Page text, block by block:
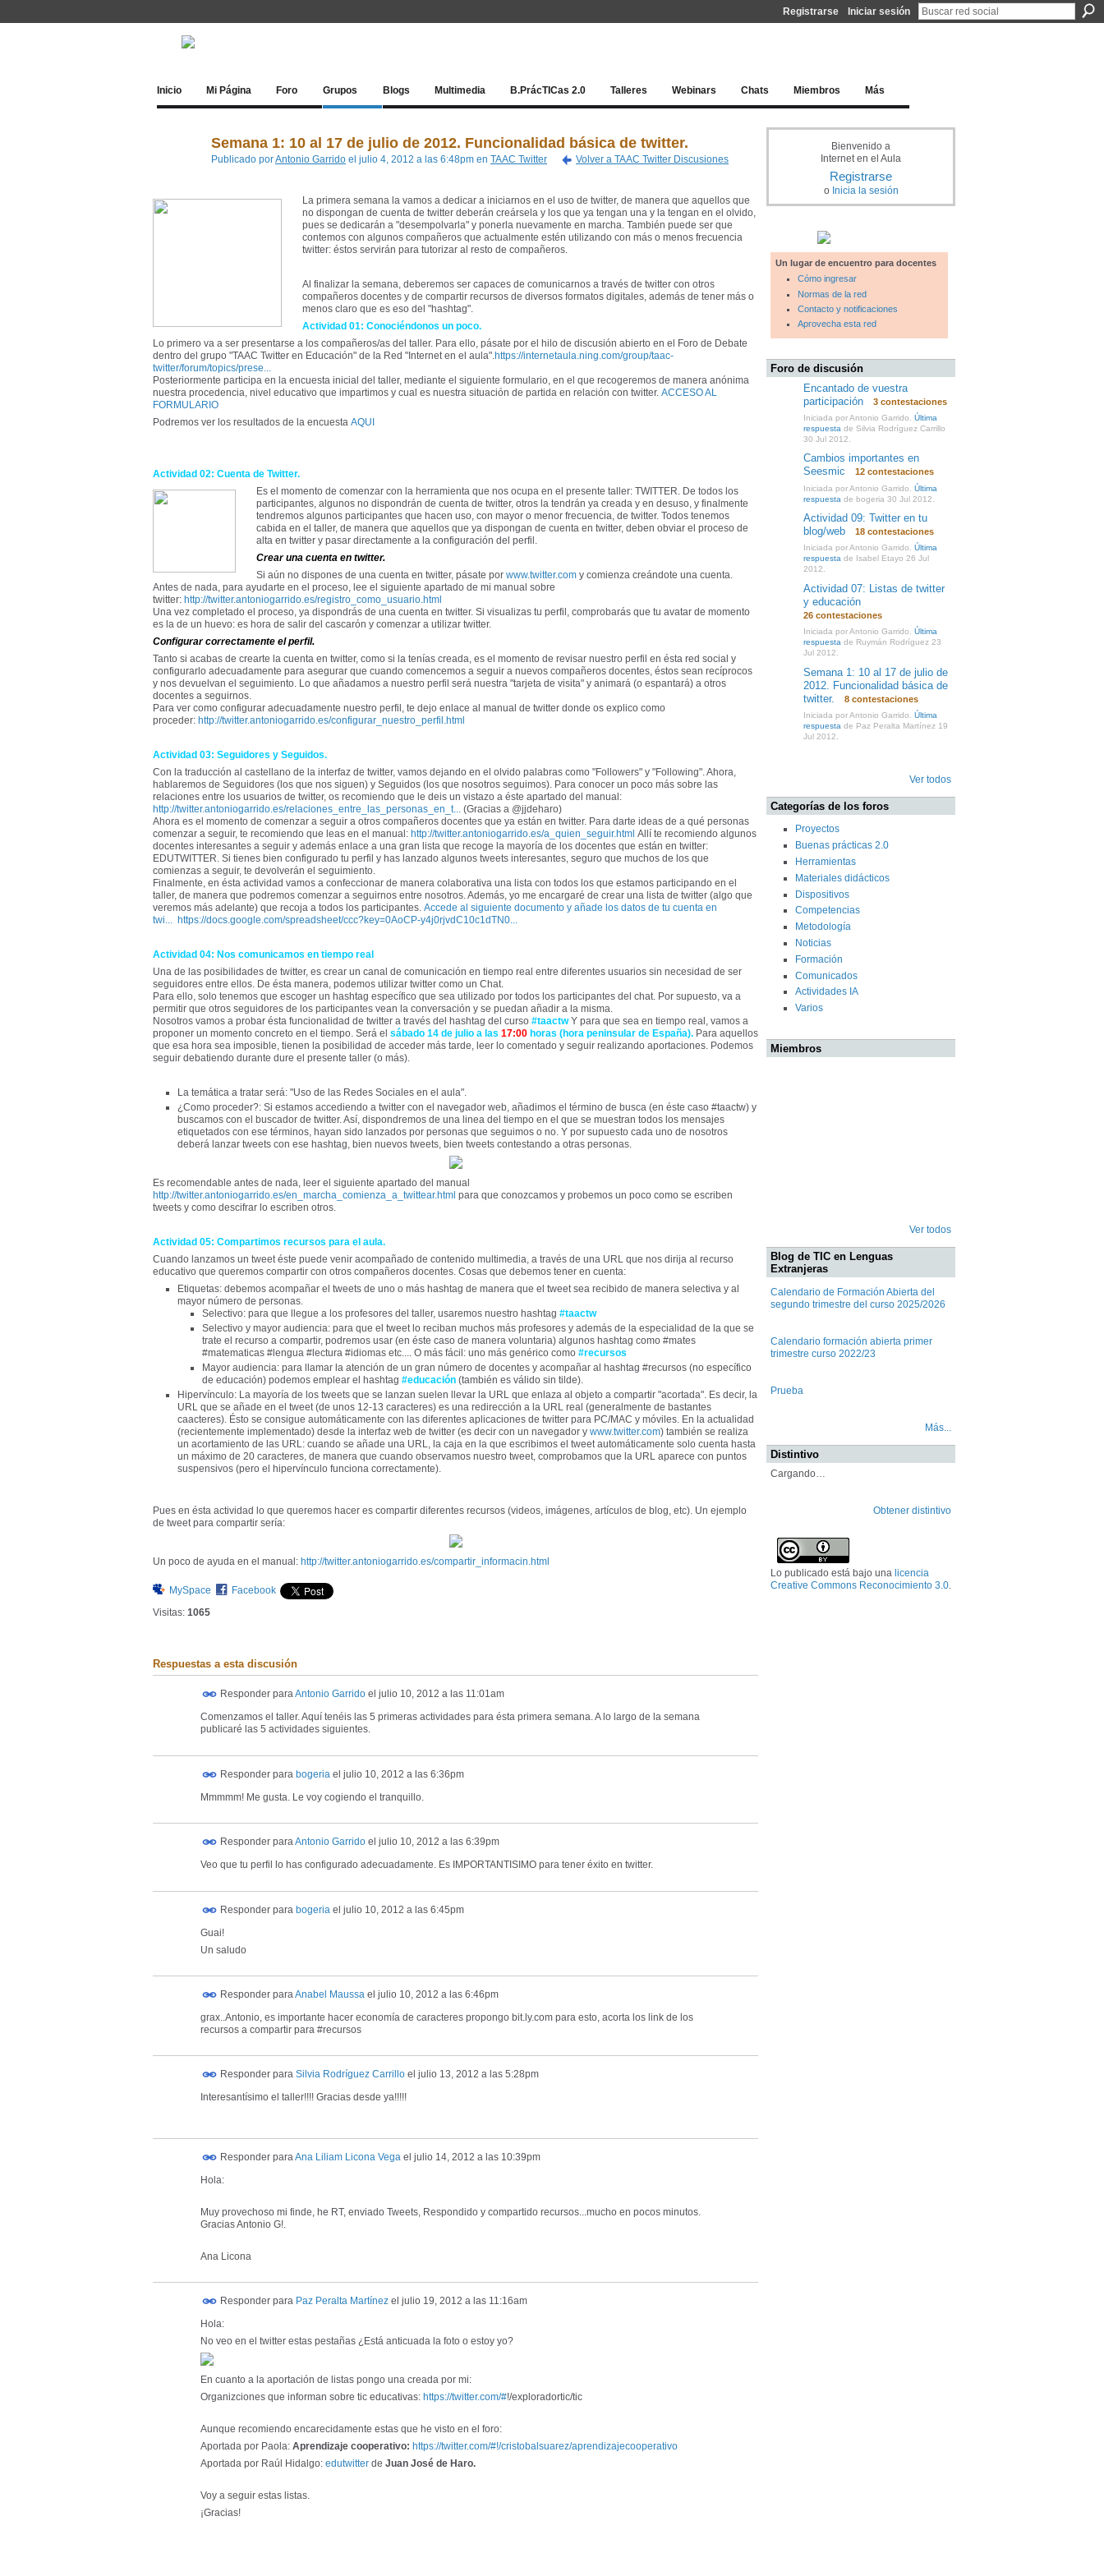
Registrarse Iniciar sesión
Inicio Mi Página Foro Grupos Blogs Multimedia B.PrácTICas 2.0 Talleres Webinars Chats Miembros Más
Semana 1: 10 al 17 de julio de 2012. Funcionalidad básica de twitter.
Publicado porAntonio Garrido el julio 4, 2012 a las 6:48pm en TAAC Twitter Volver a TAAC Twitter Discusiones
La primera semana la vamos a dedicar a iniciarnos en el uso de twitter, de manera que aquellos que
no dispongan de cuenta de twitter deberán creársela y los que ya tengan una y la tengan en el olvido,
pues se dedicarán a "desempolvarla" y ponerla nuevamente en marcha. También puede ser que
contemos con algunos compañeros que actualmente estén utilizando con más o menos frecuencia
twitter: éstos servirán para tutorizar al resto de compañeros.
Al finalizar la semana, deberemos ser capaces de comunicarnos a través de twitter con otros
compañeros docentes y de compartir recursos de diversos formatos digitales, además de tener más o
menos claro que es eso del "hashtag".
Actividad 01: Conociéndonos un poco.
Lo primero va a ser presentarse a los compañeros/as del taller. Para ello, pásate por el hilo de discusión abierto en el Foro de Debate
dentro del grupo "TAAC Twitter en Educación" de la Red "Internet en el aula".https://internetaula.ning.com/group/taac-
twitter/forum/topics/prese...
Posteriormente participa en la encuesta inicial del taller, mediante el siguiente formulario, en el que recogeremos de manera anónima
nuestra procedencia, nivel educativo que impartimos y cual es nuestra situación de partida en relación con twitter. ACCESO AL
FORMULARIO
Podremos ver los resultados de la encuesta AQUI
Actividad 02: Cuenta de Twitter.
Es el momento de comenzar con la herramienta que nos ocupa en el presente taller: TWITTER. De todos los
participantes, algunos no dispondrán de cuenta de twitter, otros la tendrán ya creada y en desuso, y finalmente
tendremos algunos participantes que hacen uso, con mayor o menor frecuencia, de twitter. Todos tenemos
cabida en el taller, de manera que aquellos que ya dispongan de cuenta en twitter, deben obviar el proceso de
alta en twitter y pasar directamente a la configuración del perfil.
Crear una cuenta en twitter.
Si aún no dispones de una cuenta en twitter, pásate por www.twitter.com y comienza creándote una cuenta.
Antes de nada, para ayudarte en el proceso, lee el siguiente apartado de mi manual sobre
twitter: http://twitter.antoniogarrido.es/registro_como_usuario.html
Una vez completado el proceso, ya dispondrás de una cuenta en twitter. Si visualizas tu perfil, comprobarás que tu avatar de momento
es la de un huevo: es hora de salir del cascarón y comenzar a utilizar twitter.
Configurar correctamente el perfil.
Tanto si acabas de crearte la cuenta en twitter, como si la tenías creada, es el momento de revisar nuestro perfil en ésta red social y
configurarlo adecuadamente para asegurar que cuando comencemos a seguir a nuevos compañeros docentes, éstos sean recíprocos
y nos devuelvan el seguimiento. Lo que añadamos a nuestro perfil será nuestra "tarjeta de visita" y animará (o espantará) a otros
docentes a seguirnos.
Para ver como configurar adecuadamente nuestro perfil, te dejo enlace al manual de twitter donde os explico como
proceder: http://twitter.antoniogarrido.es/configurar_nuestro_perfil.html
Actividad 03: Seguidores y Seguidos.
Con la traducción al castellano de la interfaz de twitter, vamos dejando en el olvido palabras como "Followers" y "Following". Ahora,
hablaremos de Seguidores (los que nos siguen) y Seguidos (los que nosotros seguimos). Para conocer un poco más sobre las
relaciones entre los usuarios de twitter, os recomiendo que le deis un vistazo a éste apartado del manual:
http://twitter.antoniogarrido.es/relaciones_entre_las_personas_en_t... (Gracias a @jjdeharo)
Ahora es el momento de comenzar a seguir a otros compañeros docentes que ya están en twitter. Para darte ideas de a qué personas
comenzar a seguir, te recomiendo que leas en el manual: http://twitter.antoniogarrido.es/a_quien_seguir.html Allí te recomiendo algunos
docentes interesantes a seguir y además enlace a una gran lista que recoge la mayoría de los docentes que están en twitter:
EDUTWITTER. Si tienes bien configurado tu perfil y has lanzado algunos tweets interesantes, seguro que muchos de los que
comienzas a seguir, te devolverán el seguimiento.
Finalmente, en ésta actividad vamos a confeccionar de manera colaborativa una lista con todos los que estamos participando en el
taller, de manera que podremos comenzar a seguirnos entre nosotros. Además, yo me encargaré de crear una lista de twitter (algo que
veremos más adelante) que recoja a todos los participantes. Accede al siguiente documento y añade los datos de tu cuenta en
twi... https://docs.google.com/spreadsheet/ccc?key=0AoCP-y4j0rjvdC10c1dTN0...
Actividad 04: Nos comunicamos en tiempo real
Una de las posibilidades de twitter, es crear un canal de comunicación en tiempo real entre diferentes usuarios sin necesidad de ser
seguidores entre ellos. De ésta manera, podemos utilizar twitter como un Chat.
Para ello, solo tenemos que escoger un hashtag específico que sea utilizado por todos los participantes del chat. Por supuesto, va a
permitir que otros seguidores de los participantes vean la conversación y se puedan añadir a la misma.
Nosotros vamos a probar ésta funcionalidad de twitter a través del hashtag del curso #taactwY para que sea en tiempo real, vamos a
proponer un momento concreto en el tiempo. Será el sábado 14 de julio a las 17:00 horas (hora peninsular de España). Para aquellos
que esa hora sea imposible, tienen la posibilidad de acceder más tarde, leer lo comentado y seguir realizando aportaciones. Podemos
seguir debatiendo durante dure el presente taller (o más).
La temática a tratar será: "Uso de las Redes Sociales en el aula".
¿Como proceder?: Si estamos accediendo a twitter con el navegador web, añadimos el término de busca (en éste caso #taactw) y
buscamos con el buscador de twitter. Así, dispondremos de una linea del tiempo en el que se muestran todos los mensajes
etiquetados con ese términos, hayan sido lanzados por personas que seguimos o no. Y por supuesto cada uno de nosotros
deberá lanzar tweets con ese hashtag, bien nuevos tweets, bien tweets contestando a otras personas.
Es recomendable antes de nada, leer el siguiente apartado del manual
http://twitter.antoniogarrido.es/en_marcha_comienza_a_twittear.html para que conozcamos y probemos un poco como se escriben
tweets y como descifrar lo escriben otros.
Actividad 05: Compartimos recursos para el aula.
Cuando lanzamos un tweet éste puede venir acompañado de contenido multimedia, a través de una URL que nos dirija al recurso
educativo que queremos compartir con otros compañeros docentes. Cosas que debemos tener en cuenta:
Etiquetas: debemos acompañar el tweets de uno o más hashtag de manera que el tweet sea recibido de manera selectiva y al
mayor número de personas.
Selectivo: para que llegue a los profesores del taller, usaremos nuestro hashtag #taactw
Selectivo y mayor audiencia: para que el tweet lo reciban muchos más profesores y además de la especialidad de la que se
trate el recurso a compartir, podremos usar (en éste caso de manera voluntaria) algunos hashtag como #mates
#matematicas #lengua #lectura #idiomas etc.... O más fácil: uno más genérico como #recursos
Mayor audiencia: para llamar la atención de un gran número de docentes y acompañar al hashtag #recursos (no específico
de educación) podemos emplear el hashtag #educación (también es válido sin tilde).
Hipervínculo: La mayoría de los tweets que se lanzan suelen llevar la URL que enlaza al objeto a compartir "acortada". Es decir, la
URL que se añade en el tweet (de unos 12-13 caracteres) es una redirección a la URL real (generalmente de bastantes
caacteres). Ésto se consigue automáticamente con las diferentes aplicaciones de twitter para PC/MAC y móviles. En la actualidad
(recientemente implementado) desde la interfaz web de twitter (es decir con un navegador y www.twitter.com) también se realiza
un acortamiento de las URL: cuando se añade una URL, la caja en la que escribimos el tweet automáticamente solo cuenta hasta
un máximo de 20 caracteres, de manera que cuando observamos nuestro tweet, comprobamos que la URL aparece con puntos
suspensivos (pero el hipervínculo funciona correctamente).
Pues en ésta actividad lo que queremos hacer es compartir diferentes recursos (videos, imágenes, artículos de blog, etc). Un ejemplo
de tweet para compartir sería:
Un poco de ayuda en el manual: http://twitter.antoniogarrido.es/compartir_informacin.html
MySpace
Facebook
Visitas: 1065
Respuestas a esta discusión
Responder paraAntonio Garrido el julio 10, 2012 a las 11:01am
Comenzamos el taller. Aquí tenéis las 5 primeras actividades para ésta primera semana. A lo largo de la semana
publicaré las 5 actividades siguientes.
Responder para bogeria el julio 10, 2012 a las 6:36pm
Mmmmm! Me gusta. Le voy cogiendo el tranquillo.
Responder paraAntonio Garrido el julio 10, 2012 a las 6:39pm
Veo que tu perfil lo has configurado adecuadamente. Es IMPORTANTISIMO para tener éxito en twitter.
Responder para bogeria el julio 10, 2012 a las 6:45pm
Guai!
Un saludo
Responder para Anabel Maussa el julio 10, 2012 a las 6:46pm
grax..Antonio, es importante hacer economía de caracteres propongo bit.ly.com para esto, acorta los link de los
recursos a compartir para #recursos
Responder para Silvia Rodríguez Carrillo el julio 13, 2012 a las 5:28pm
Interesantísimo el taller!!!! Gracias desde ya!!!!!
Responder para Ana Liliam Licona Vega el julio 14, 2012 a las 10:39pm
Hola:
Muy provechoso mi finde, he RT, enviado Tweets, Respondido y compartido recursos...mucho en pocos minutos.
Gracias Antonio G!.
Ana Licona
Responder para Paz Peralta Martínez el julio 19, 2012 a las 11:16am
Hola:
No veo en el twitter estas pestañas ¿Está anticuada la foto o estoy yo?
En cuanto a la aportación de listas pongo una creada por mi:
Organizciones que informan sobre tic educativas: https://twitter.com/#!/exploradortic/tic
Aunque recomiendo encarecidamente estas que he visto en el foro:
Aportada por Paola: Aprendizaje cooperativo: https://twitter.com/#!/cristobalsuarez/aprendizajecooperativo
Aportada por Raúl Hidalgo: edutwitter de Juan José de Haro.
Voy a seguir estas listas.
¡Gracias!
Bienvenido a
Internet en el Aula
Registrarse
o Inicia la sesión
Un lugar de encuentro para docentes
Cómo ingresar
Normas de la red
Contacto y notificaciones
Aprovecha esta red
Foro de discusión
Encantado de vuestra
participación
3 contestaciones
Iniciada por Antonio Garrido. Última
respuesta de Silvia Rodríguez Carrillo
30 Jul 2012.
Cambios importantes en
Seesmic
12 contestaciones
Iniciada por Antonio Garrido. Última
respuesta de bogeria 30 Jul 2012.
Actividad 09: Twitter en tu
blog/web
18 contestaciones
Iniciada por Antonio Garrido. Última
respuesta de Isabel Etayo 26 Jul
2012.
Actividad 07: Listas de twitter
y educación
26 contestaciones
Iniciada por Antonio Garrido. Última
respuesta de Ruymán Rodríguez 23
Jul 2012.
Semana 1: 10 al 17 de julio de
2012. Funcionalidad básica de
twitter.
8 contestaciones
Iniciada por Antonio Garrido. Última
respuesta de Paz Peralta Martínez 19
Jul 2012.
Ver todos
Categorías de los foros
Proyectos
Buenas prácticas 2.0
Herramientas
Materiales didácticos
Dispositivos
Competencias
Metodología
Noticias
Formación
Comunicados
Actividades IA
Varios
Miembros
Ver todos
Blog de TIC en Lenguas
Extranjeras
Calendario de Formación Abierta del
segundo trimestre del curso 2025/2026
Calendario formación abierta primer
trimestre curso 2022/23
Prueba
Más...
Distintivo
Cargando…
Obtener distintivo
Lo publicado está bajo una licencia
Creative Commons Reconocimiento 3.0.